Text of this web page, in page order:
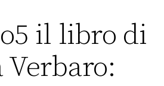
il libro di